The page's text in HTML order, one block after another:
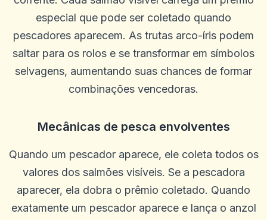
especial que pode ser coletado quando
pescadores aparecem. As trutas arco-íris podem
saltar para os rolos e se transformar em símbolos
selvagens, aumentando suas chances de formar
combinações vencedoras.
Mecânicas de pesca envolventes
Quando um pescador aparece, ele coleta todos os
valores dos salmões visíveis. Se a pescadora
aparecer, ela dobra o prêmio coletado. Quando
exatamente um pescador aparece e lança o anzol